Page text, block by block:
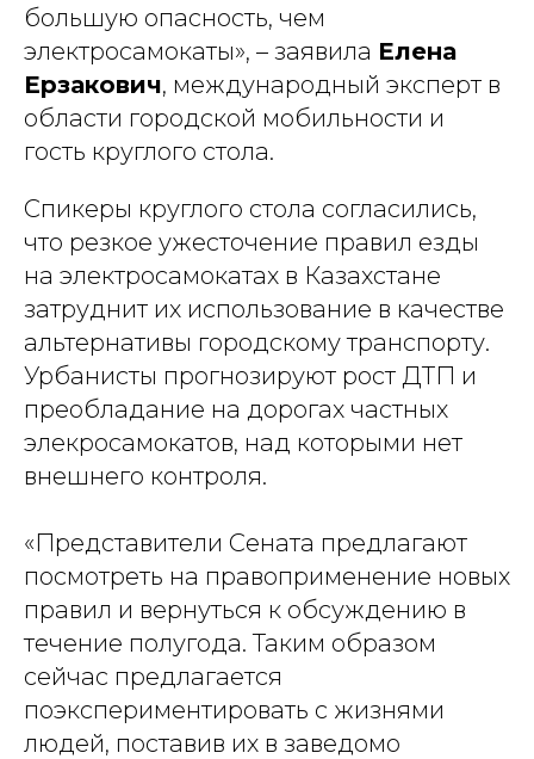
большую опасность, чем
электросамокаты», – заявила Елена
Ерзакович, международный эксперт в
области городской мобильности и
гость круглого стола.
Спикеры круглого стола согласились,
что резкое ужесточение правил езды
на электросамокатах в Казахстане
затруднит их использование в качестве
альтернативы городскому транспорту.
Урбанисты прогнозируют рост ДТП и
преобладание на дорогах частных
элекросамокатов, над которыми нет
внешнего контроля.
«Представители Сената предлагают
посмотреть на правоприменение новых
правил и вернуться к обсуждению в
течение полугода. Таким образом
сейчас предлагается
поэкспериментировать с жизнями
людей, поставив их в заведомо